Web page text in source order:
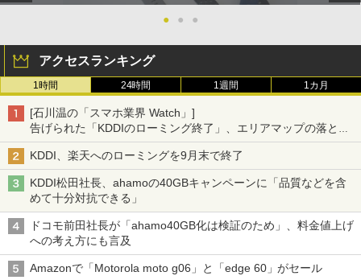
● ● ●
アクセスランキング
1時間 24時間 1週間 1カ月
[石川温の「スマホ業界 Watch」]
告げられた「KDDIのローミング終了」、エリアマップの落とし
穴と楽天モバイルの課題
KDDI、楽天へのローミングを9月末で終了
KDDI松田社長、ahamoの40GBキャンペーンに「品質などを含
めて十分対抗できる」
ドコモ前田社長が「ahamo40GB化は検証のため」、料金値上げ
への考え方にも言及
Amazonで「Motorola moto g06」と「edge 60」がセール